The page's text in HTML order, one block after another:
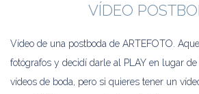
VÍDEO
Vídeo de una postboda de ARTEFOTO.
fotógrafos y decidí darle al PLAY en lugar
vídeos de boda, pero si quieres tener un